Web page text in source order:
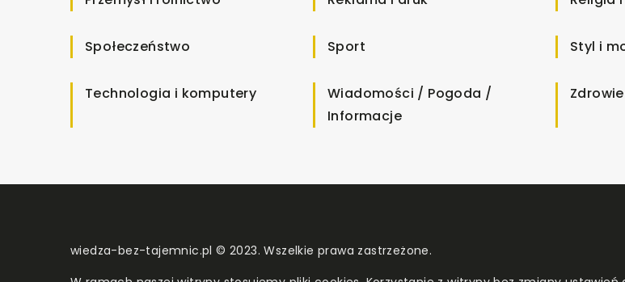
Społeczeństwo Sport Styl i
Technologia i komputery
Wiadomości / Pogoda /
Informacje
wiedza-bez-tajemnic.pl © 2023. Wszelkie prawa zastrzeżone.